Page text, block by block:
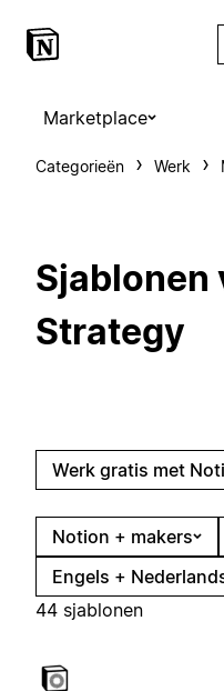
Marketplace
Categorieën Werk
Sjablonen
Strategy
Werk gratis met
Notion + makers
Engels +
44 sjablonen